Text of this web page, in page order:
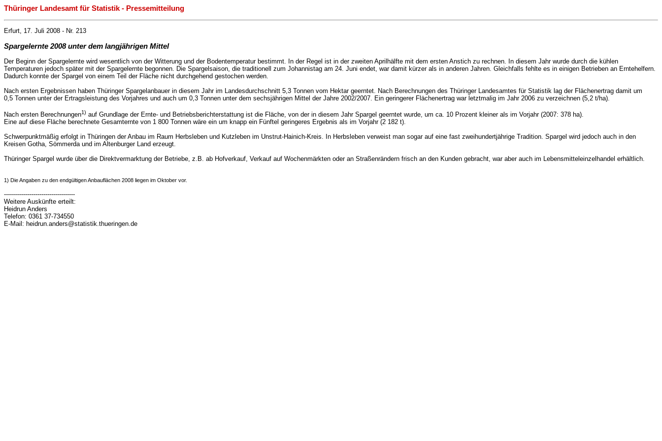
Thüringer Landesamt für Statistik - Pressemitteilung
Erfurt, 17. Juli 2008 - Nr. 213
Spargelernte 2008 unter dem langjährigen Mittel
Der Beginn der Spargelernte wird wesentlich von der Witterung und der Bodentemperatur bestimmt. In der Regel ist in der zweiten Aprilhälfte mit dem ersten Anstich zu rechnen. In diesem Jahr wurde durch die kühlen
Temperaturen jedoch später mit der Spargelernte begonnen. Die Spargelsaison, die traditionell zum Johannistag am 24. Juni endet, war damit kürzer als in anderen Jahren. Gleichfalls fehlte es in einigen Betrieben an Erntehelfern.
Dadurch konnte der Spargel von einem Teil der Fläche nicht durchgehend gestochen werden.
Nach ersten Ergebnissen haben Thüringer Spargelanbauer in diesem Jahr im Landesdurchschnitt 5,3 Tonnen vom Hektar geerntet. Nach Berechnungen des Thüringer Landesamtes für Statistik lag der Flächenertrag damit um
0,5 Tonnen unter der Ertragsleistung des Vorjahres und auch um 0,3 Tonnen unter dem sechsjährigen Mittel der Jahre 2002/2007. Ein geringerer Flächenertrag war letztmalig im Jahr 2006 zu verzeichnen (5,2 t/ha).
Nach ersten Berechnungen1) auf Grundlage der Ernte- und Betriebsberichterstattung ist die Fläche, von der in diesem Jahr Spargel geerntet wurde, um ca. 10 Prozent kleiner als im Vorjahr (2007: 378 ha).
Eine auf diese Fläche berechnete Gesamternte von 1 800 Tonnen wäre ein um knapp ein Fünftel geringeres Ergebnis als im Vorjahr (2 182 t).
Schwerpunktmäßig erfolgt in Thüringen der Anbau im Raum Herbsleben und Kutzleben im Unstrut-Hainich-Kreis. In Herbsleben verweist man sogar auf eine fast zweihundertjährige Tradition. Spargel wird jedoch auch in den
Kreisen Gotha, Sömmerda und im Altenburger Land erzeugt.
Thüringer Spargel wurde über die Direktvermarktung der Betriebe, z.B. ab Hofverkauf, Verkauf auf Wochenmärkten oder an Straßenrändern frisch an den Kunden gebracht, war aber auch im Lebensmitteleinzelhandel erhältlich.
1) Die Angaben zu den endgültigen Anbauflächen 2008 liegen im Oktober vor.
------------------------------------
Weitere Auskünfte erteilt:
Heidrun Anders
Telefon: 0361 37-734550
E-Mail: heidrun.anders@statistik.thueringen.de